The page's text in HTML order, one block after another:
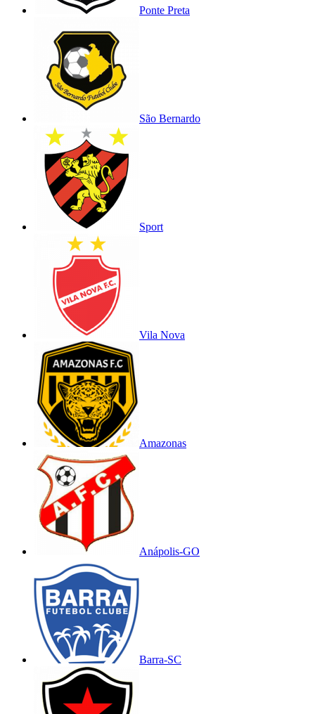
Ponte Preta
São Bernardo
Sport
Vila Nova
Amazonas
Anápolis-GO
Barra-SC